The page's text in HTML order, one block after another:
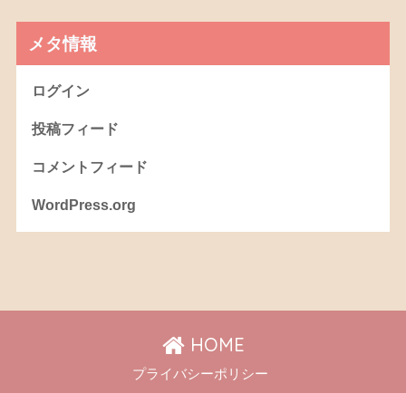
メタ情報
ログイン
投稿フィード
コメントフィード
WordPress.org
HOME
プライバシーポリシー